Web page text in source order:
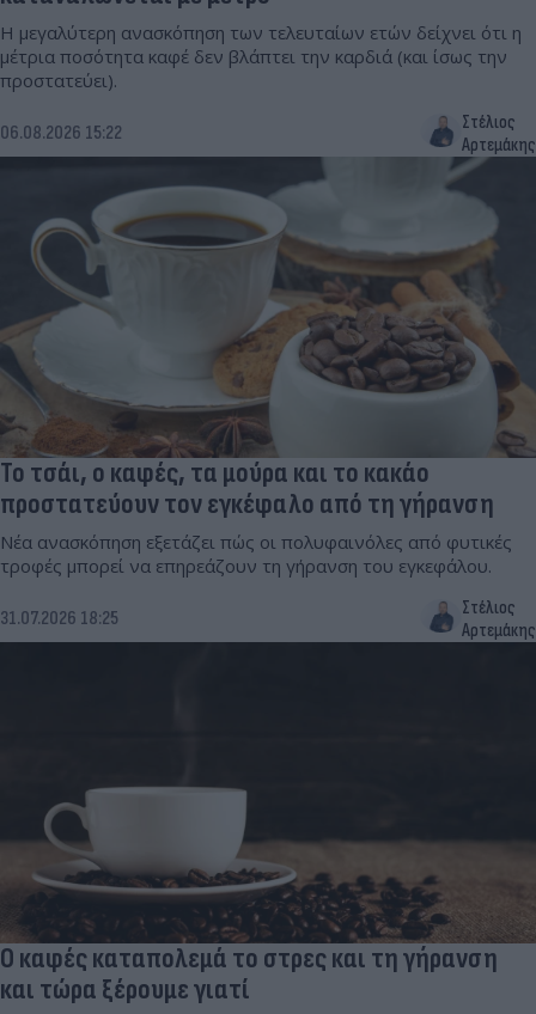
Η μεγαλύτερη ανασκόπηση των τελευταίων ετών δείχνει ότι η
μέτρια ποσότητα καφέ δεν βλάπτει την καρδιά (και ίσως την
προστατεύει).
06.08.2026 15:22
Στέλιος
Αρτεμάκης
Το τσάι, ο καφές, τα μούρα και το κακάο
προστατεύουν τον εγκέφαλο από τη γήρανση
Νέα ανασκόπηση εξετάζει πώς οι πολυφαινόλες από φυτικές
τροφές μπορεί να επηρεάζουν τη γήρανση του εγκεφάλου.
31.07.2026 18:25
Στέλιος
Αρτεμάκης
Ο καφές καταπολεμά το στρες και τη γήρανση
και τώρα ξέρουμε γιατί